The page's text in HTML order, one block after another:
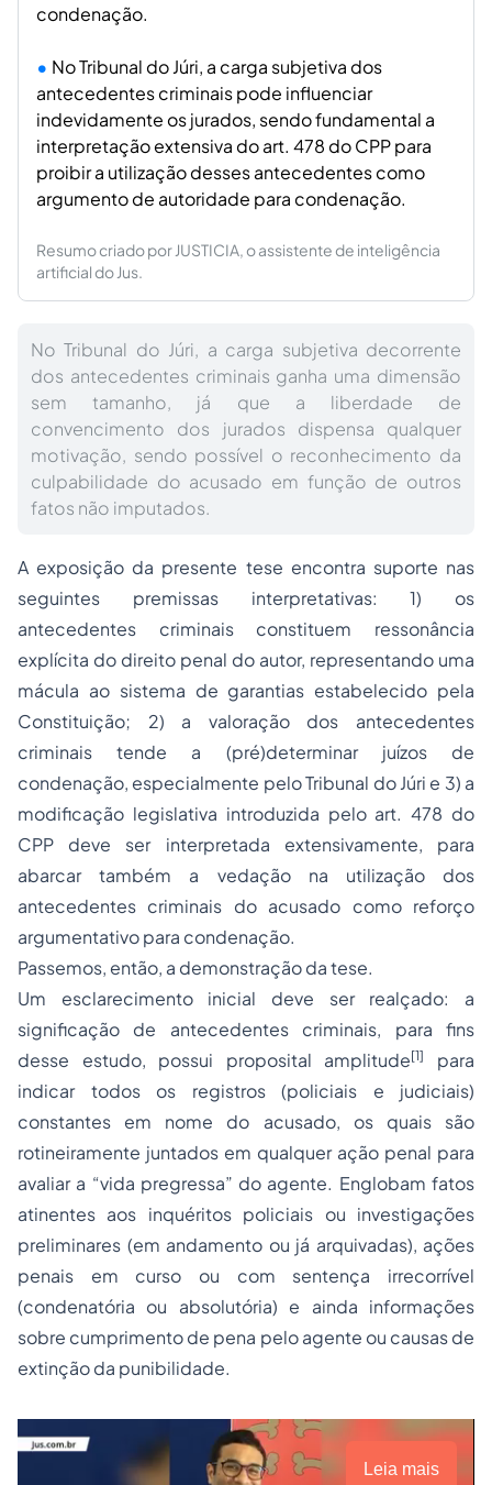
condenação.
No Tribunal do Júri, a carga subjetiva dos
antecedentes criminais pode influenciar
indevidamente os jurados, sendo fundamental a
interpretação extensiva do art. 478 do CPP para
proibir a utilização desses antecedentes como
argumento de autoridade para condenação.
Resumo criado por JUSTICIA, o assistente de inteligência
artificial do Jus.
No Tribunal do Júri, a carga subjetiva decorrente
dos antecedentes criminais ganha uma dimensão
sem tamanho, já que a liberdade de
convencimento dos jurados dispensa qualquer
motivação, sendo possível o reconhecimento da
culpabilidade do acusado em função de outros
fatos não imputados.
A exposição da presente tese encontra suporte nas
seguintes premissas interpretativas: 1) os
antecedentes criminais constituem ressonância
explícita do direito penal do autor, representando uma
mácula ao sistema de garantias estabelecido pela
Constituição; 2) a valoração dos antecedentes
criminais tende a (pré)determinar juízos de
condenação, especialmente pelo Tribunal do Júri e 3) a
modificação legislativa introduzida pelo art. 478 do
CPP deve ser interpretada extensivamente, para
abarcar também a vedação na utilização dos
antecedentes criminais do acusado como reforço
argumentativo para condenação.
Passemos, então, a demonstração da tese.
Um esclarecimento inicial deve ser realçado: a
significação de antecedentes criminais, para fins
desse estudo, possui proposital amplitude[1]
para
indicar todos os registros (policiais e judiciais)
constantes em nome do acusado, os quais são
rotineiramente juntados em qualquer ação penal para
avaliar a “vida pregressa” do agente. Englobam fatos
atinentes aos inquéritos policiais ou investigações
preliminares (em andamento ou já arquivadas), ações
penais em curso ou com sentença irrecorrível
(condenatória ou absolutória) e ainda informações
sobre cumprimento de pena pelo agente ou causas de
extinção da punibilidade.
Leia mais